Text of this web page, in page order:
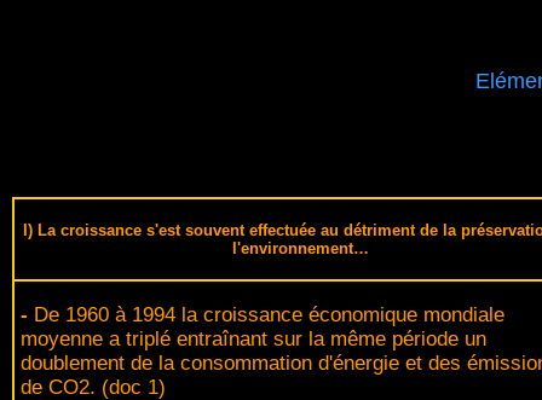
I) La croissance s'est souvent effectuée au détriment de la
l'environnement…
- De 1960 à 1994 la croissance économique mondiale
moyenne a triplé entraînant sur la même période un
doublement de la consommation d'énergie et des
de CO2. (doc 1)